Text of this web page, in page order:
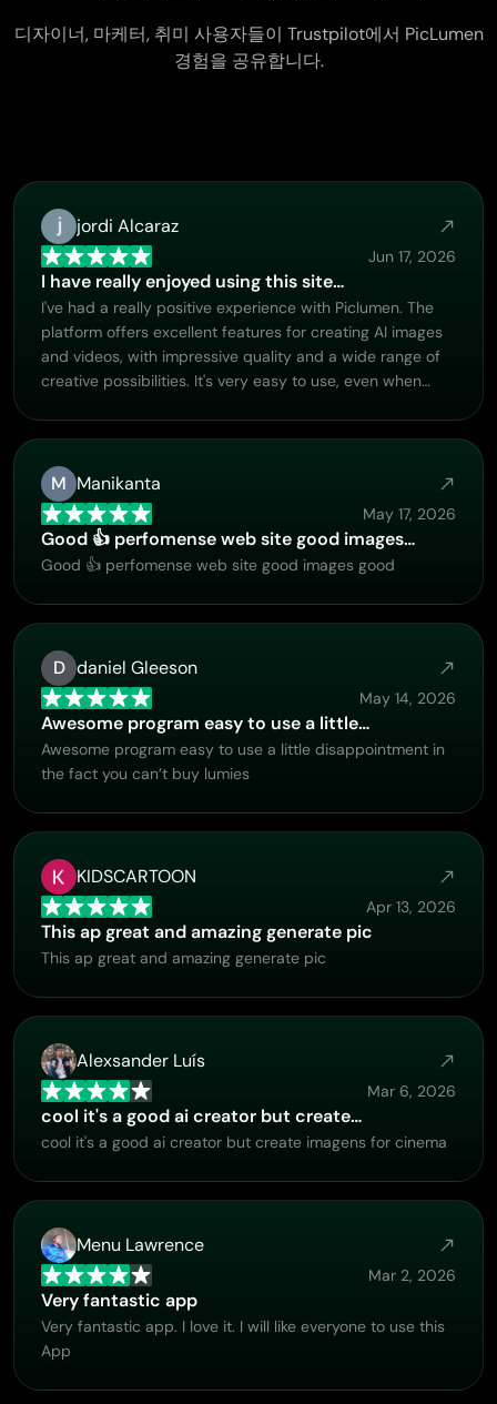
디자이너, 마케터, 취미 사용자들이 Trustpilot에서 PicLumen
경험을 공유합니다.
jordi Alcaraz
Jun 17, 2026
I have really enjoyed using this site…
I've had a really positive experience with Piclumen. The
platform offers excellent features for creating AI images
and videos, with impressive quality and a wide range of
creative possibilities. It's very easy to use, even when
friendly, and genuinely tries to solve any issues you may
encounter they care about their users. Overall, Piclumen
is an innovative, user-friendly, and exciting AI platform. I
highly recommend it to anyone interested in AI image and
video creation.
M Manikanta
May 17, 2026
Good 👍 perfomense web site good images…
Good 👍 perfomense web site good images good
D daniel Gleeson
May 14, 2026
Awesome program easy to use a little…
Awesome program easy to use a little disappointment in
the fact you can’t buy lumies
KIDSCARTOON
Apr 13, 2026
This ap great and amazing generate pic
This ap great and amazing generate pic
Alexsander Luís
Mar 6, 2026
cool it's a good ai creator but create…
cool it's a good ai creator but create imagens for cinema
Menu Lawrence
Mar 2, 2026
Very fantastic app
Very fantastic app. I love it. I will like everyone to use this
App